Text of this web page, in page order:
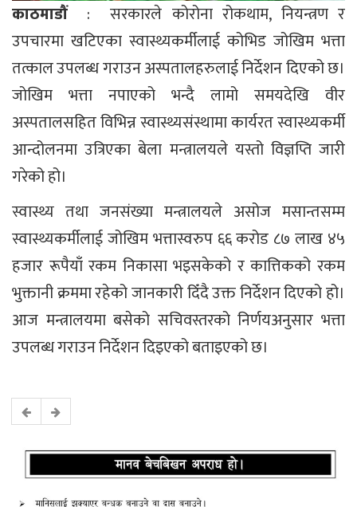
काठमाडौं: सरकारले कोरोना रोकथाम, नियन्त्रण र
उपचारमा खटिएका स्वास्थ्यकर्मीलाई कोभिड जोखिम भत्ता
तत्काल उपलब्ध गराउन अस्पतालहरुलाई निर्देशन दिएको छ।
जोखिम भत्ता नपाएको भन्दै लामो समयदेखि वीर
अस्पतालसहित विभिन्न स्वास्थ्यसंस्थामा कार्यरत स्वास्थ्यकर्मी
आन्दोलनमा उत्रिएका बेला मन्त्रालयले यस्तो विज्ञप्ति जारी
गरेको हो।
स्वास्थ्य तथा जनसंख्या मन्त्रालयले असोज मसान्तसम्म
स्वास्थ्यकर्मीलाई जोखिम भत्तास्वरुप ६६ करोड ८७ लाख ४५
हजार रूपैयाँ रकम निकासा भइसकेको र कात्तिकको रकम
भुक्तानी क्रममा रहेको जानकारी दिँदै उक्त निर्देशन दिएको हो।
आज मन्त्रालयमा बसेको सचिवस्तरको निर्णयअनुसार भत्ता
उपलब्ध गराउन निर्देशन दिइएको बताइएको छ।